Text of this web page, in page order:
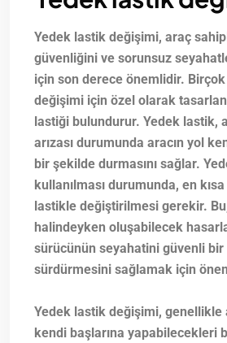
Yedek lastik değişimi, araç
güvenliğini ve sorunsuz
için son derece önemlidir.
değişimi için özel olarak
lastiği bulundurur. Yedek lastik,
arızası durumunda aracın yol
bir şekilde durmasını sağlar.
kullanılması durumunda, en
lastikle değiştirilmesi gerekir.
halindeyken oluşabilecek
sürücünün seyahatini güvenli
sürdürmesini sağlamak için
Yedek lastik değişimi, genellikle
kendi başlarına yapabilecekleri